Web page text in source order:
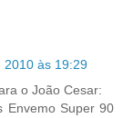
2010 às 19:29
o João Cesar:
Envemo Super 90